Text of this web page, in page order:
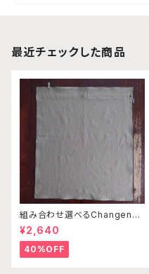
最近チェックした商品
組み合わせ選べるChangenab
leエプロン ※前部分のみ カ
ーキ （※本体部分は別売りで
す）
¥2,640
40%OFF